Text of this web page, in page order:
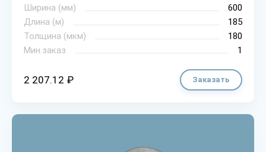
Ширина (мм)
600
Длина (м)
185
Толщина (мкм)
180
Мин.заказ
1
2 207.12 ₽ Заказать